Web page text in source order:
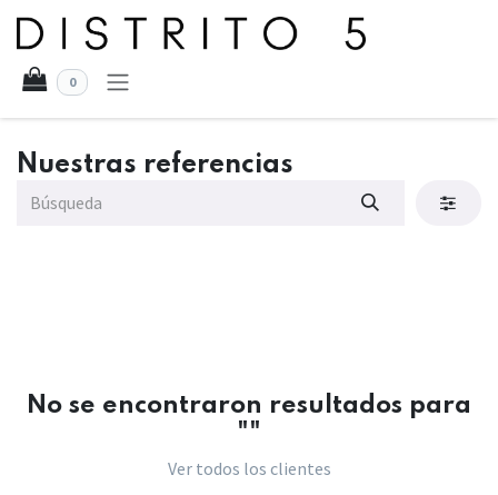
Ir al contenido
0
Nuestras referencias
No se encontraron resultados para
""
Ver todos los clientes